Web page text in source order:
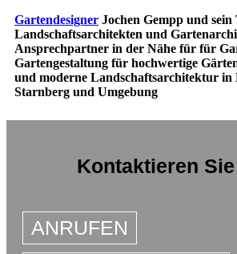
Gartendesigner Jochen Gempp und sein
Landschaftsarchitekten und
Ansprechpartner in der Nähe für für
Gartengestaltung für hochwertige
und moderne Landschaftsarchitektur in
Starnberg und Umgebung
Kontaktieren
ANRUFEN